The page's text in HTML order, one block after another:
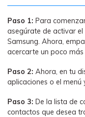
Paso 1: Para
asegúrate de activar
Samsung. Ahora,
acercarte un poco más
Paso 2: Ahora, en tu
aplicaciones o el
Paso 3: De la lista de
contactos que desea